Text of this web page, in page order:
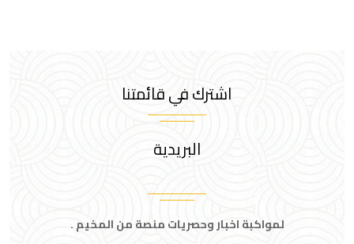
اشترك في قائمتنا
البريدية
لمواكبة اخبار وحصريات منصة من المخيم .